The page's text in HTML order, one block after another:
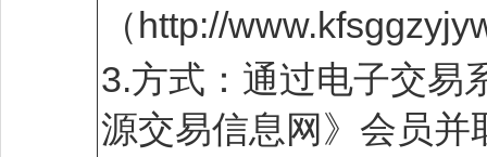
（http://
3.方式：通过电子交易
源交易信息网》会员并